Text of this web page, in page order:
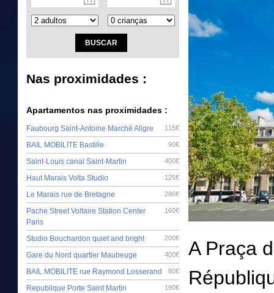
Nas proximidades :
Apartamentos nas proximidades :
115€
Faubourg Saint-Antoine Marché Aligre
90€
BAIL MOBILITE Bastille
400€
Saint-Louis canal Saint-Martin
125€
Haut Marais Volta Studio
280€
Le Marais rue de Bretagne
160€
Pache Street Voltaire Station Center
Paris
200€
Studio Bouchardon quiet and bright
400€
Gare du Nord quartier Maubeuge
80€
BAIL MOBILITE rue Raymond Losserand
190€
Republique Porte Saint Martin
A Praça